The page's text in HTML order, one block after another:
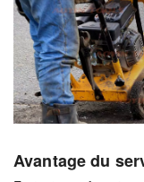
Avantage du